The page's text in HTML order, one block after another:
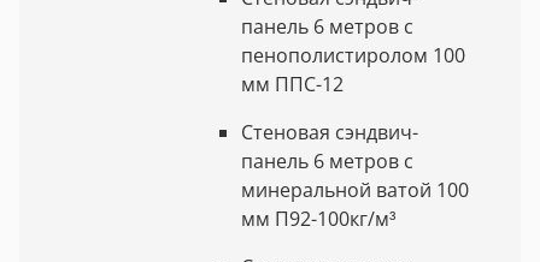
панель 6 метров с
пенополистиролом 100
мм ППС-12
Стеновая сэндвич-
панель 6 метров с
минеральной ватой 100
мм П92-100кг/м³